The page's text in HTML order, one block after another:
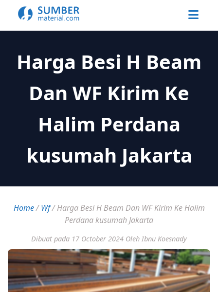
Harga Besi H Beam
Dan WF Kirim Ke
Halim Perdana
kusumah Jakarta
Home/Wf/Harga Besi H Beam Dan WF Kirim Ke Halim
Perdana kusumah Jakarta
Dibuat pada 17 October 2024 Oleh Ibnu Koesnady